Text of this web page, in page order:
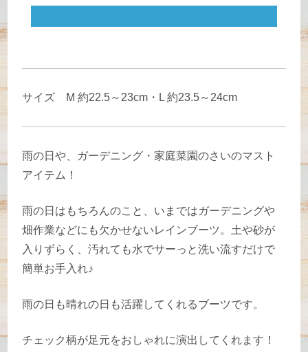
サイズ M 約22.5～23cm・L 約23.5～24cm
雨の日や、ガーデニング・家庭菜園のさいのマスト
アイテム！
雨の日はもちろんのこと、いまではガーデニングや
畑作業などにも欠かせないレインブーツ。土や砂が
入りずらく、汚れても水でサーっと洗い流すだけで
簡単お手入れ♪
雨の日も晴れの日も活躍してくれるブーツです。
チェック柄が足元をおしゃれに演出してくれます！